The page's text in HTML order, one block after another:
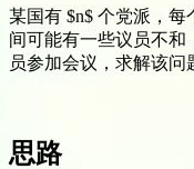
某国有 $n$ 个党派，
间可能有一些议员不和
员参加会议，求解该问
思路